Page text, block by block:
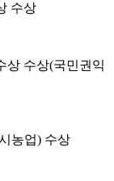
수상
상 수상(국민권익
농업) 수상